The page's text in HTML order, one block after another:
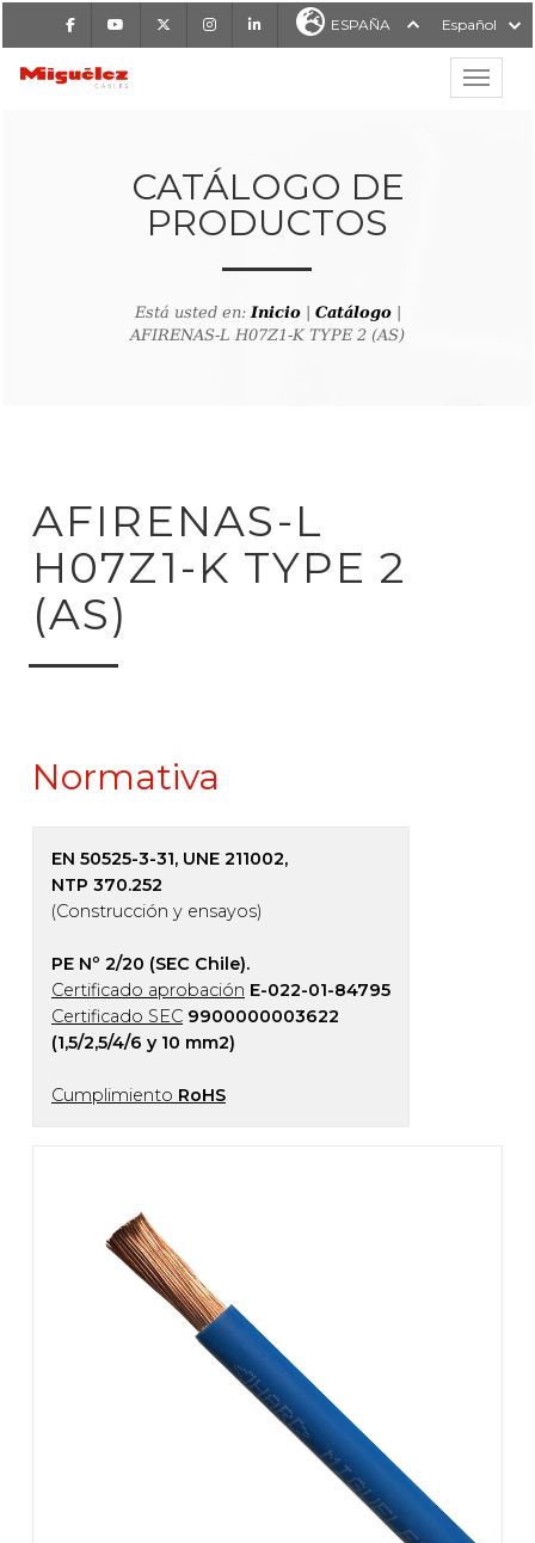
FacebookYoutube InstagramLinkedIn ESPAÑA Español
MIGUÉLEZ CABLES
CATÁLOGO DE
PRODUCTOS
Está usted en:Inicio| Catálogo|
AFIRENAS-L H07Z1-K TYPE 2 (AS)
al buscador de
AFIRENAS-L
H07Z1-K TYPE 2
(AS)
Normativa
EN 50525-3-31, UNE 211002,
NTP 370.252
(Construcción y ensayos)
PE Nº 2/20 (SEC Chile).
Certificado aprobación E-022-01-84795
Certificado SEC 9900000003622
(1,5/2,5/4/6 y 10 mm2)
Cumplimiento RoHS